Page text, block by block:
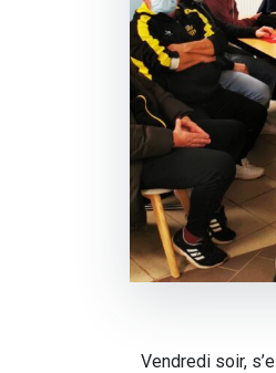
Vendredi soir,